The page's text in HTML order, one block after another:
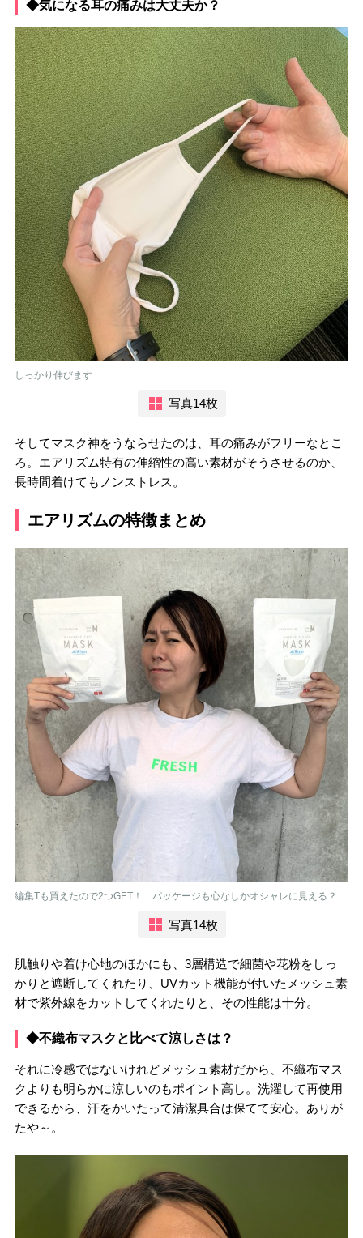
◆気になる耳の痛みは大丈夫か？
しっかり伸びます
写真14枚
そしてマスク神をうならせたのは、耳の痛みがフリーなとこ
ろ。エアリズム特有の伸縮性の高い素材がそうさせるのか、
長時間着けてもノンストレス。
エアリズムの特徴まとめ
編集Tも買えたので2つGET！ パッケージも心なしかオシャレに見える？
写真14枚
肌触りや着け心地のほかにも、3層構造で細菌や花粉をしっ
かりと遮断してくれたり、UVカット機能が付いたメッシュ素
材で紫外線をカットしてくれたりと、その性能は十分。
◆不織布マスクと比べて涼しさは？
それに冷感ではないけれどメッシュ素材だから、不織布マス
クよりも明らかに涼しいのもポイント高し。洗濯して再使用
できるから、汗をかいたって清潔具合は保てて安心。ありが
たや～。